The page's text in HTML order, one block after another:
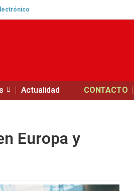
Actualidad CONTACTO
Europa y